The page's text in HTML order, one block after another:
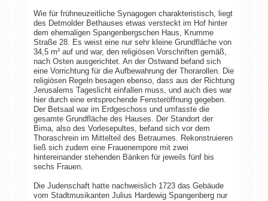
Wie für frühneuzeitliche Synagogen charakteristisch, liegt
des Detmolder Bethauses etwas versteckt im Hof hinter
dem ehemaligen Spangenbergschen Haus, Krumme
Straße 28. Es weist eine nur sehr kleine Grundfläche von
34,5 m² auf und war, den religiösen Vorschriften gemäß,
nach Osten ausgerichtet. An der Ostwand befand sich
eine Vorrichtung für die Aufbewahrung der Thorarollen. Die
religiösen Regeln besagen ebenso, dass aus der Richtung
Jerusalems Tageslicht einfallen muss, und auch dies war
hier durch eine entsprechende Fensteröffnung gegeben.
Der Betsaal war im Erdgeschoss und umfasste die
gesamte Grundfläche des Hauses. Der Standort der
Bima, also des Vorlesepultes, befand sich vor dem
Thoraschrein im Mittelteil des Betraumes. Rekonstruieren
ließ sich zudem eine Frauenempore mit zwei
hintereinander stehenden Bänken für jeweils fünf bis
sechs Frauen.
Die Judenschaft hatte nachweislich 1723 das Gebäude
vom Stadtmusikanten Julius Hardewig Spangenberg nur